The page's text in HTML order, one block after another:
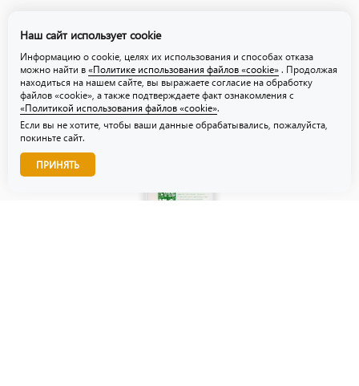
Политика использования файлов «cookie»
Звоните нам!
Наш сайт использует cookie
Информацию о cookie, целях их использования и способах отказа
можно найти в «Политике использования файлов «cookie» . Продолжая
находиться на нашем сайте, вы выражаете согласие на обработку
файлов «cookie», а также подтверждаете факт ознакомления с
«Политикой использования файлов «cookie».
Если вы не хотите, чтобы ваши данные обрабатывались, пожалуйста,
покиньте сайт.
ПРИНЯТЬ